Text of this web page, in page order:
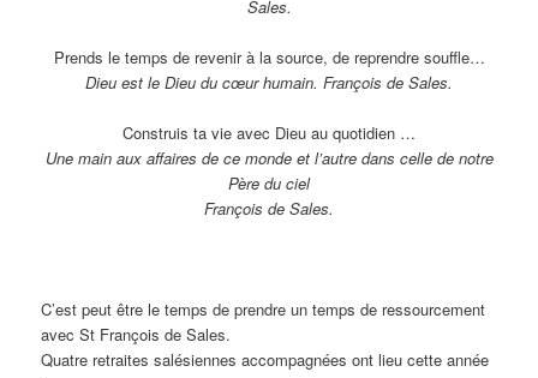
Sales.
Prends le temps de revenir à la source, de reprendre souffle…
Dieu est le Dieu du cœur humain. François de Sales.
Construis ta vie avec Dieu au quotidien …
Une main aux affaires de ce monde et l’autre dans celle de notre
Père du ciel
François de Sales.
C’est peut être le temps de prendre un temps de ressourcement
avec St François de Sales.
Quatre retraites salésiennes accompagnées ont lieu cette année